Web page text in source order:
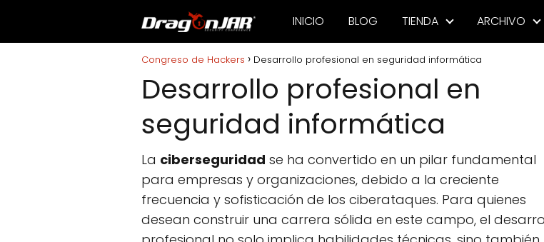
INICIO BLOG TIENDA ARCHIVO
Congreso de Hackers Desarrollo profesional en seguridad informática
Desarrollo profesional en
seguridad informática
La ciberseguridad se ha convertido en un pilar fundamental
para empresas y organizaciones, debido a la creciente
frecuencia y sofisticación de los ciberataques. Para quienes
desean construir una carrera sólida en este campo, el